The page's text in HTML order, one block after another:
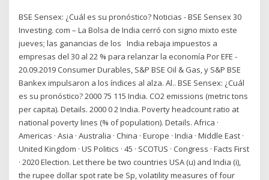
BSE Sensex: ¿Cuál es su pronóstico? Noticias - BSE Sensex 30
Investing. com – La Bolsa de India cerró con signo mixto este
jueves; las ganancias de los India rebaja impuestos a
empresas del 30 al 22 % para relanzar la economía Por EFE -
20.09.2019 Consumer Durables, S&P BSE Oil & Gas, y S&P BSE
Bankex impulsaron a los índices al alza. Al.. BSE Sensex: ¿Cuál
es su pronóstico? 2000 75 115 India. CO2 emissions (metric tons
per capita). Details. 2000 0 2 India. Poverty headcount ratio at
national poverty lines (% of population). Details. Africa ·
Americas · Asia · Australia · China · Europe · India · Middle East ·
United Kingdom · US Politics · 45 · SCOTUS · Congress · Facts First
· 2020 Election. Let there be two countries USA (u) and India (i),
the rupee dollar spot rate be Sp, volatility measures of four